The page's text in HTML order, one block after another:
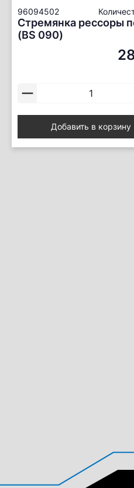
96094502
Стремянка рессоры
(BS 090)
Добавить в корзину